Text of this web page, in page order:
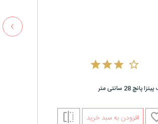
28 سانتی متر
افزودن به سبد خرید
›